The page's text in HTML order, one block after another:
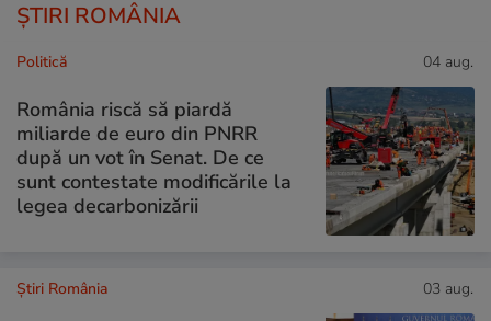
ȘTIRI ROMÂNIA
Politică 04 aug.
România riscă să piardă
miliarde de euro din PNRR
după un vot în Senat. De ce
sunt contestate modificările la
legea decarbonizării
Știri România 03 aug.